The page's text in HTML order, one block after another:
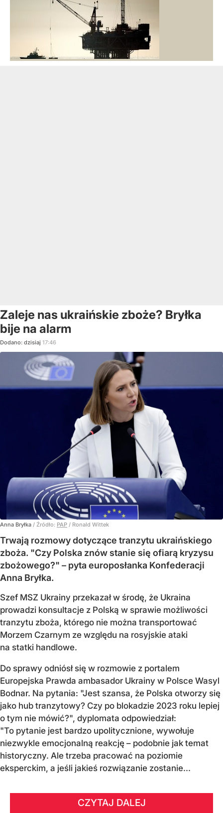
Zaleje nas ukraińskie zboże? Bryłka
bije na alarm
Dodano: dzisiaj 17:46
Anna Bryłka / Źródło: PAP / Ronald Wittek
Trwają rozmowy dotyczące tranzytu ukraińskiego
zboża. "Czy Polska znów stanie się ofiarą kryzysu
zbożowego?" – pyta europosłanka Konfederacji
Anna Bryłka.
Szef MSZ Ukrainy przekazał w środę, że Ukraina
prowadzi konsultacje z Polską w sprawie możliwości
tranzytu zboża, którego nie można transportować
Morzem Czarnym ze względu na rosyjskie ataki
na statki handlowe.
Do sprawy odniósł się w rozmowie z portalem
Europejska Prawda ambasador Ukrainy w Polsce Wasyl
Bodnar. Na pytania: "Jest szansa, że Polska otworzy się
jako hub tranzytowy? Czy po blokadzie 2023 roku lepiej
o tym nie mówić?", dyplomata odpowiedział:
"To pytanie jest bardzo upolitycznione, wywołuje
niezwykle emocjonalną reakcję – podobnie jak temat
historyczny. Ale trzeba pracować na poziomie
eksperckim, a jeśli jakieś rozwiązanie zostanie...
CZYTAJ DALEJ